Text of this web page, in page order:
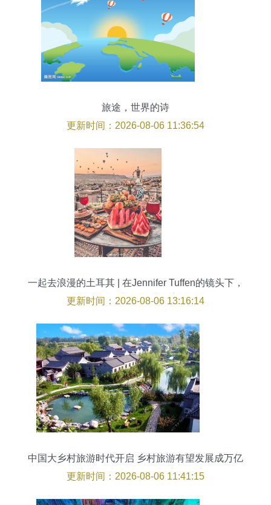
旅途，世界的诗
更新时间：2026-08-06 11:36:54
一起去浪漫的土耳其 | 在Jennifer Tuffen的镜头下，
邂逅波罗斯岛的蓝色童话
更新时间：2026-08-06 13:16:14
中国大乡村旅游时代开启 乡村旅游有望发展成万亿
级产业，或为乡村振兴重要抓手
更新时间：2026-08-06 11:41:15